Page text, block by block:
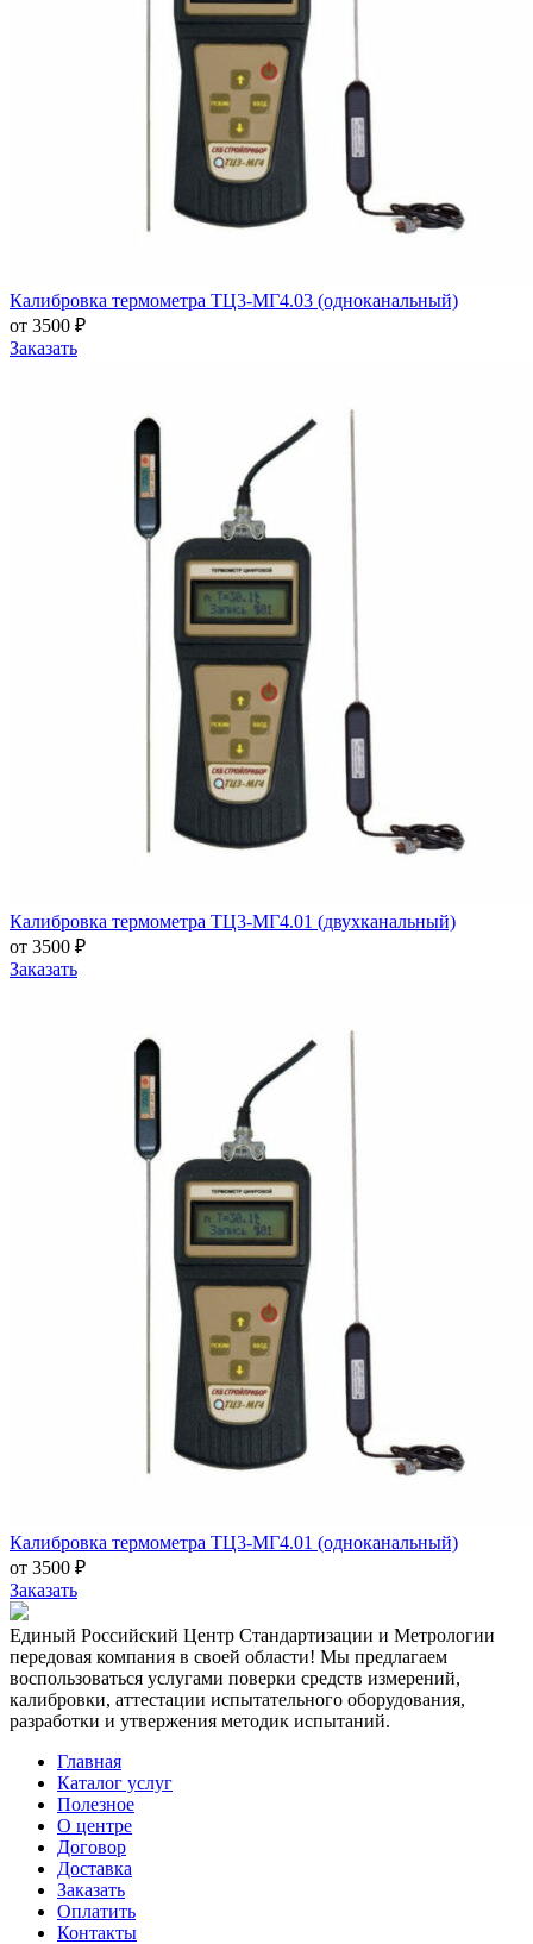
Калибровка термометра ТЦ3-МГ4.03 (одноканальный)
от 3500 ₽
Заказать
Калибровка термометра ТЦ3-МГ4.01 (двухканальный)
от 3500 ₽
Заказать
Калибровка термометра ТЦ3-МГ4.01 (одноканальный)
от 3500 ₽
Заказать
Единый Российский Центр Стандартизации и Метрологии
передовая компания в своей области! Мы предлагаем
воспользоваться услугами поверки средств измерений,
калибровки, аттестации испытательного оборудования,
разработки и утвержения методик испытаний.
Главная
Каталог услуг
Полезное
О центре
Договор
Доставка
Заказать
Оплатить
Контакты